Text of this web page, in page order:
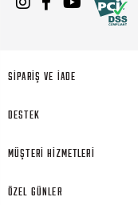
SİPARİŞ VE İADE
DESTEK
MÜŞTERİ HİZMETLERİ
ÖZEL GÜNLER